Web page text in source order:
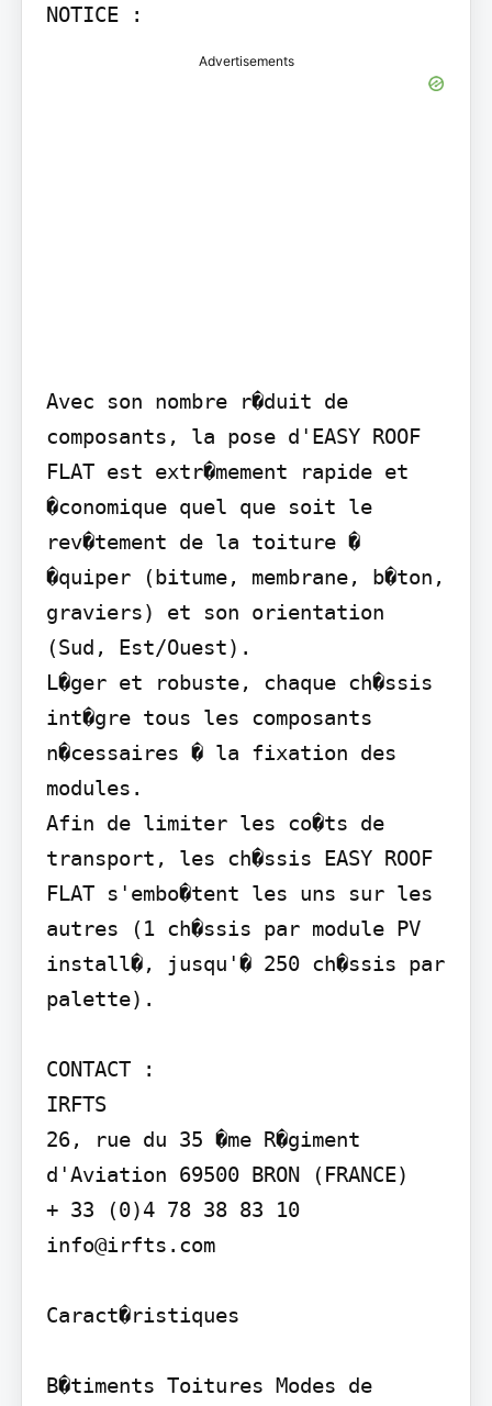
NOTICE :
Advertisements
Avec son nombre r�duit de
composants, la pose d'EASY ROOF
FLAT est extr�mement rapide et
�conomique quel que soit le
rev�tement de la toiture �
�quiper (bitume, membrane, b�ton,
graviers) et son orientation
(Sud, Est/Ouest).
L�ger et robuste, chaque ch�ssis
int�gre tous les composants
n�cessaires � la fixation des
modules.
Afin de limiter les co�ts de
transport, les ch�ssis EASY ROOF
FLAT s'embo�tent les uns sur les
autres (1 ch�ssis par module PV
install�, jusqu'� 250 ch�ssis par
palette).
CONTACT :
IRFTS
26, rue du 35 �me R�giment
d'Aviation 69500 BRON (FRANCE)
+ 33 (0)4 78 38 83 10
info@irfts.com
Caract�ristiques
B�timents Toitures Modes de